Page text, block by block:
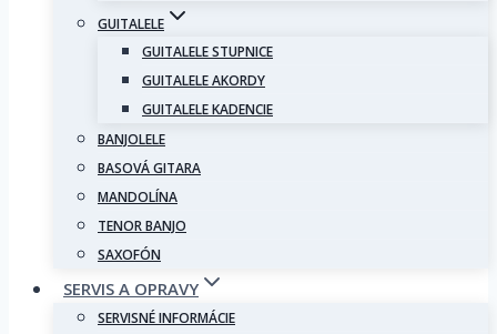
GUITALELE
GUITALELE STUPNICE
GUITALELE AKORDY
GUITALELE KADENCIE
BANJOLELE
BASOVÁ GITARA
MANDOLÍNA
TENOR BANJO
SAXOFÓN
SERVIS A OPRAVY
SERVISNÉ INFORMÁCIE